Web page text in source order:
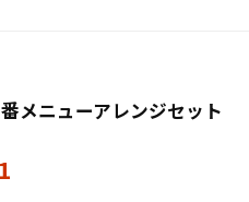
メニューアレンジセット